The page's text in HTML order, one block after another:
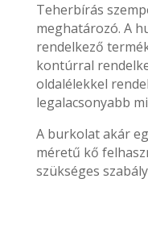
Teherbírás
meghatározó. A
rendelkező
kontúrral
oldalélekkel
legalacsonyabb
A burkolat akár
méretű kő
szükséges